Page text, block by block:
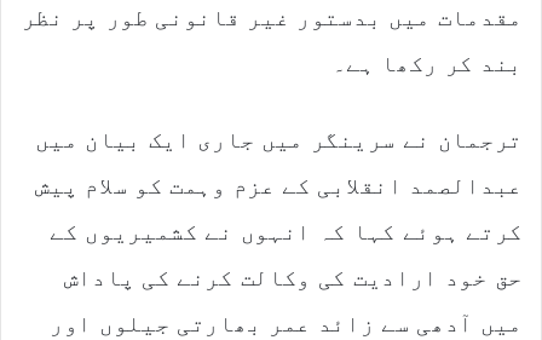
مقدمات میں بدستور غیر قانونی طور پر نظر
بند کر رکھا ہے۔
ترجمان نے سرینگر میں جاری ایک بیان میں
عبدالصمد انقلابی کے عزم وہمت کو سلام پیش
کرتے ہوئے کہا کہ انہوں نے کشمیریوں کے
حق خود ارادیت کی وکالت کرنے کی پاداش
میں آدھی سے زائد عمر بھارتی جیلوں اور